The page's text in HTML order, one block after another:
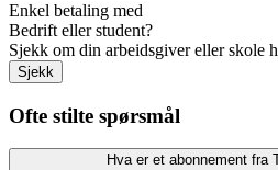
Enkel betaling med
Bedrift eller student?
Sjekk om din arbeidsgiver eller skole
Sjekk
Ofte stilte spørsmål
Hva er et abonnement fra